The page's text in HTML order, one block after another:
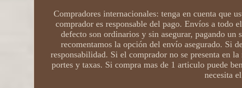
Compradores internacionales: tenga en cuenta que
comprador es responsable del pago. Envíos a todo
defecto son ordinarios y sin asegurar, pagando un
recomentamos la opción del envío asegurado. Si
responsabilidad. Si el comprador no se presenta en
portes y taxas. Si compra mas de 1 articulo puede
necesita